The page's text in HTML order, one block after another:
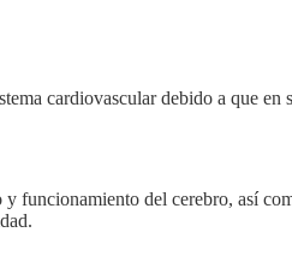
cardiovascular debido a que
y funcionamiento del cerebro, así